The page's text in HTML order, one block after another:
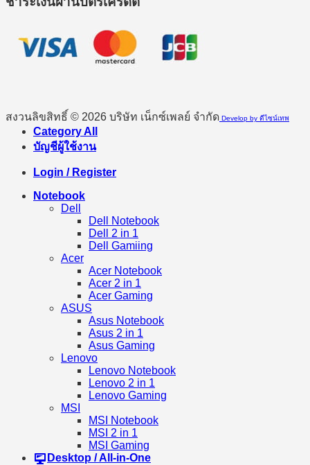
สงวนลิขสิทธิ์ © 2026 บริษัท เน็กซ์เพลย์ จำกัด Develop by ดีไซน์เทพ
Category All
บัญชีผู้ใช้งาน
Login / Register
Notebook
Dell
Dell Notebook
Dell 2 in 1
Dell Gamiing
Acer
Acer Notebook
Acer 2 in 1
Acer Gaming
ASUS
Asus Notebook
Asus 2 in 1
Asus Gaming
Lenovo
Lenovo Notebook
Lenovo 2 in 1
Lenovo Gaming
MSI
MSI Notebook
MSI 2 in 1
MSI Gaming
Desktop / All-in-One